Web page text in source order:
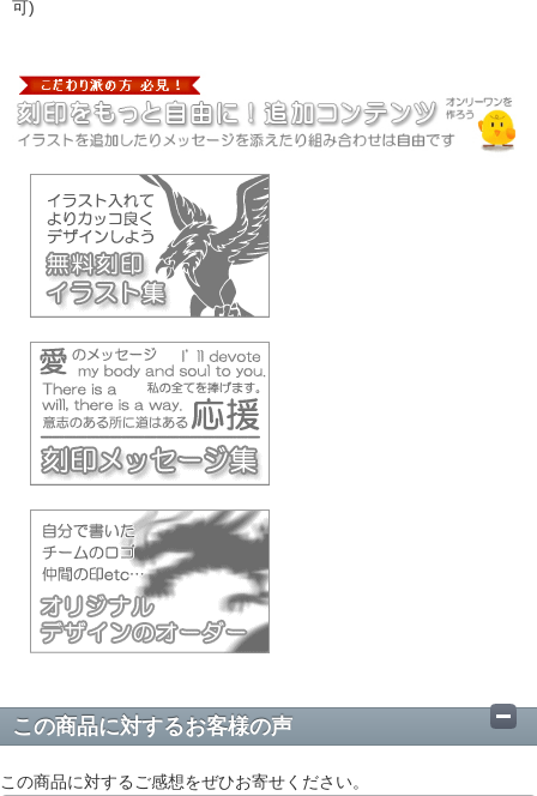
可)
この商品に対するお客様の声
この商品に対するご感想をぜひお寄せください。